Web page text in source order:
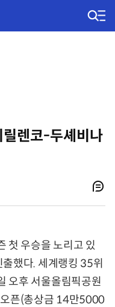
렌코-두셰비나
첫 우승을 노리고 있
했다. 세계랭킹 35위
오후 서울올림픽공원
픈(총상금 14만5000